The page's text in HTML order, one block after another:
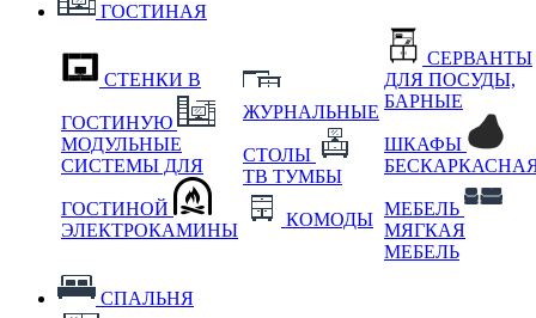
ГОСТИНАЯ
СТЕНКИ В
ГОСТИНУЮ
МОДУЛЬНЫЕ
СИСТЕМЫ ДЛЯ
ГОСТИНОЙ
ЭЛЕКТРОКАМИНЫ
ЖУРНАЛЬНЫЕ
СТОЛЫ
ТВ ТУМБЫ
КОМОДЫ
СЕРВАНТЫ
ДЛЯ ПОСУДЫ,
БАРНЫЕ
ШКАФЫ
МЕБЕЛЬ
МЯГКАЯ
МЕБЕЛЬ
СПАЛЬНЯ